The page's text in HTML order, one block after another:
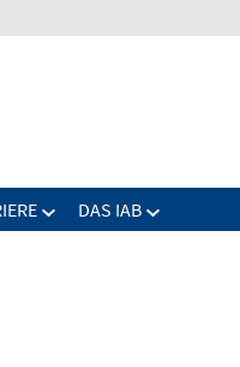
DAS IAB